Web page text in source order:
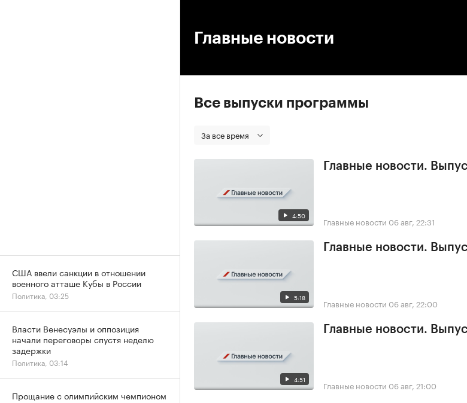
Главные новости
Все выпуски программы
За все время
4:50
Главные новости.
Главные новости 06 авг, 22:31
5:18
Главные новости.
Главные новости 06 авг, 22:00
4:51
Главные новости.
Главные новости 06 авг, 21:00
США ввели санкции в отношении
военного атташе Кубы в России
Политика, 03:25
Власти Венесуэлы и оппозиция
начали переговоры спустя неделю
задержки
Политика, 03:14
Прощание с олимпийским чемпионом